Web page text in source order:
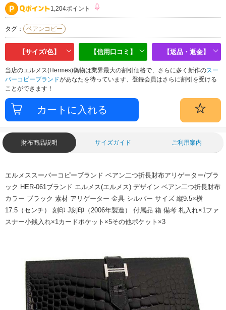
1,204ポイント
タグ： ベアンコピー
【サイズ/色】 【信用口コミ】 【返品・返金】
当店のエルメス(Hermes)偽物は業界最大の割引価格で、さらに多く新作のスー
パーコピーブランドがあなたを待っています、登録会員はさらに割引を受ける
ことができます！
財布商品説明 サイズガイド ご利用案内
エルメススーパーコピーブランド ベアン二つ折長財布アリゲーター/ブラ
ック HER-061ブランド エルメス(エルメス) デザイン ベアン二つ折長財布
カラー ブラック 素材 アリゲーター 金具 シルバー サイズ 縦9.5×横
17.5（センチ） 刻印 J刻印（2006年製造） 付属品 箱 備考 札入れ×1ファ
スナー小銭入れ×1カードポケット×5その他ポケット×3